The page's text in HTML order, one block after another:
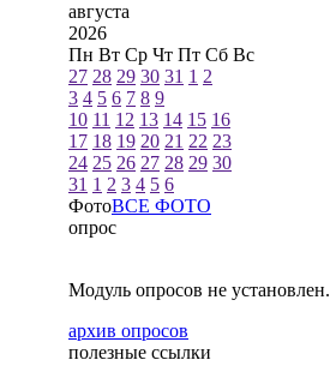
августа
2026
Пн Вт Ср Чт Пт Сб Вс
27 28 29 30 31 1 2
3 4 5 6 7 8 9
10 11 12 13 14 15 16
17 18 19 20 21 22 23
24 25 26 27 28 29 30
31 1 2 3 4 5 6
ФотоВСЕ ФОТО
опрос
Модуль опросов не установлен.
архив опросов
полезные ссылки